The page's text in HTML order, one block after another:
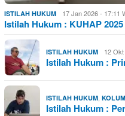
ISTILAH HUKUM 17 Jan 2026 - 17:11
Istilah Hukum : KUHAP 2025
ISTILAH HUKUM 12
Istilah Hukum :
ISTILAH HUKUM,
Istilah Hukum :